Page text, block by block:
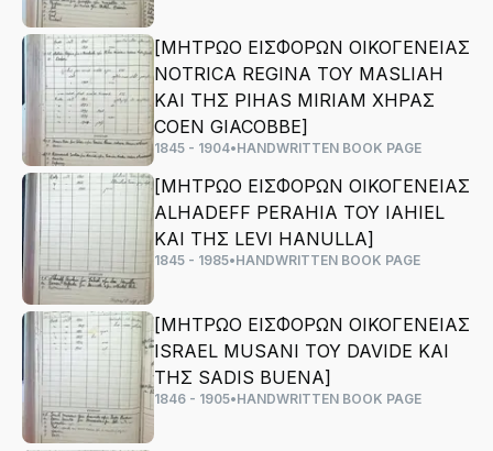
[ΜΗΤΡΩΟ ΕΙΣΦΟΡΩΝ ΟΙΚΟΓΕΝΕΙΑΣ
NOTRICA REGINA ΤΟΥ MASLIAH
ΚΑΙ ΤΗΣ PIHAS MIRIAM ΧΗΡΑΣ
COEN GIACOBBE]
1845 - 1904•HANDWRITTEN BOOK PAGE
[ΜΗΤΡΩΟ ΕΙΣΦΟΡΩΝ ΟΙΚΟΓΕΝΕΙΑΣ
ALHADEFF PERAHIA ΤΟΥ IAHIEL
ΚΑΙ ΤΗΣ LEVI HANULLA]
1845 - 1985•HANDWRITTEN BOOK PAGE
[ΜΗΤΡΩΟ ΕΙΣΦΟΡΩΝ ΟΙΚΟΓΕΝΕΙΑΣ
ISRAEL MUSANI ΤΟΥ DAVIDE ΚΑΙ
ΤΗΣ SADIS BUENA]
1846 - 1905•HANDWRITTEN BOOK PAGE